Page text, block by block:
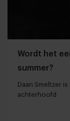
Wordt het
summer?
Daan Smeltzer
achterhoofd